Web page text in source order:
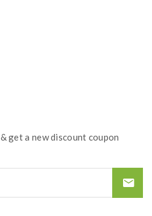
& get a new discount coupon